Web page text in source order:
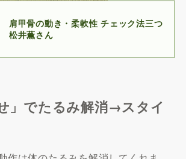
肩甲骨の動き・柔軟性 チェック法三つ
松井薫さん
」でたるみ解消→スタイ